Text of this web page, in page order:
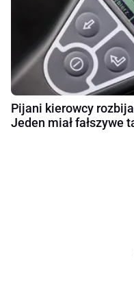
Pijani kierowcy
Jeden miał fałszywe